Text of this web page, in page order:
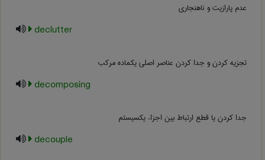
عدم پارازیت و ناهنجاری
declutter
تجزیه کردن و جدا کردن عناصر اصلی یکماده مرکب
decomposing
جدا کردن یا قطع ارتباط بین اجزاء یکسیستم
decouple